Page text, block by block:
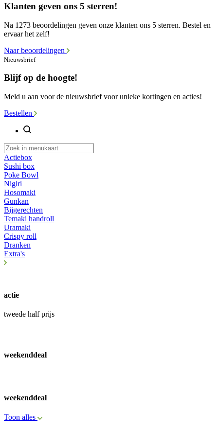
Klanten geven ons 5 sterren!
Na 1273 beoordelingen geven onze klanten ons 5 sterren. Bestel en
ervaar het zelf!
Naar beoordelingen
Nieuwsbrief
Blijf op de hoogte!
Meld u aan voor de nieuwsbrief voor unieke kortingen en acties!
Bestellen
Actiebox
Sushi box
Poke Bowl
Nigiri
Hosomaki
Gunkan
Bijgerechten
Temaki handroll
Uramaki
Crispy roll
Dranken
Extra's
actie
tweede half prijs
weekenddeal
weekenddeal
Toon alles